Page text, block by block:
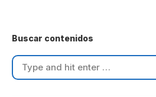
Buscar contenidos
Search: